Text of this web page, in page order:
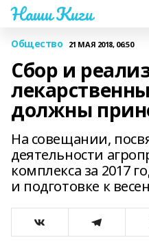
Наши Киги
Общество 21 МАЯ 2018, 06:50
Сбор и
должны
На совещании,
деятельности
комплекса за 2017
и подготовке к